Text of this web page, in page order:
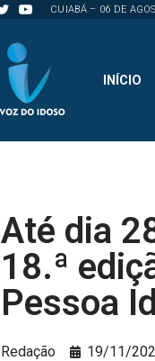
CUIABÁ – 06 DE
INÍCIO
Até dia
18.ª
Pessoa
Redação 19/11/